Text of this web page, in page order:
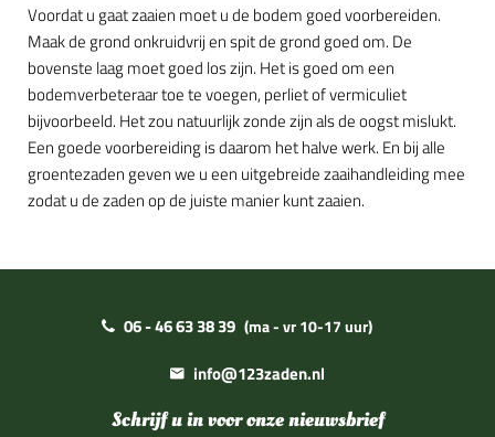
Voordat u gaat zaaien moet u de bodem goed voorbereiden.
Maak de grond onkruidvrij en spit de grond goed om. De
bovenste laag moet goed los zijn. Het is goed om een
bodemverbeteraar toe te voegen, perliet of vermiculiet
bijvoorbeeld. Het zou natuurlijk zonde zijn als de oogst mislukt.
Een goede voorbereiding is daarom het halve werk. En bij alle
groentezaden geven we u een uitgebreide zaaihandleiding mee
zodat u de zaden op de juiste manier kunt zaaien.
06 - 46 63 38 39 (ma - vr 10-17 uur)
info@123zaden.nl
Schrijf u in voor onze nieuwsbrief